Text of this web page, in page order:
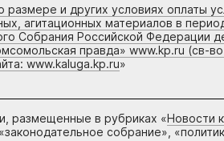
размере и других условиях оплаты
агитационных материалов в
Собрания Российской Федерации
правда» www.kp.ru
www.kaluga.kp.ru»
размещенные в рубриках «Новости
собрание»,